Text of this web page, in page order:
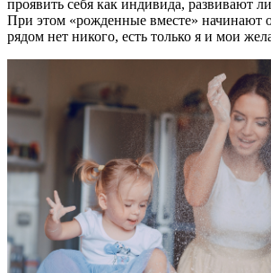
проявить себя как индивида, развивают
При этом «рожденные вместе» начинают
рядом нет никого, есть только я и мои